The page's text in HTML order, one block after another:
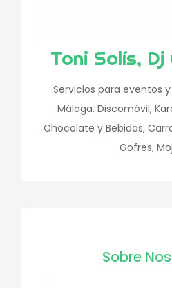
Toni Solís,
Servicios para eventos
Málaga. Discomóvil,
Chocolate y Bebidas,
Gofres,
Sobre